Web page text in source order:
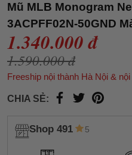
Mũ MLB Monogram
3ACPFF02N-50GND
1.340.000 đ
1.590.000 đ
Freeship nội thành Hà Nội &
CHIA SẺ:
Shop 491 5